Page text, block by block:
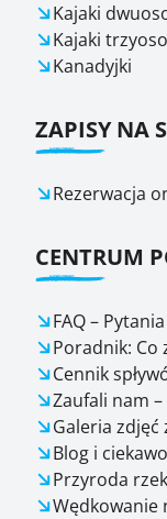
Kajaki
Kajaki
Kanadyjki
ZAPISY NA
Rezerwacja
CENTRUM
FAQ –
Poradnik: Co
Cennik
Zaufali nam
Galeria zdjęć
Blog i
Przyroda
Wędkowanie